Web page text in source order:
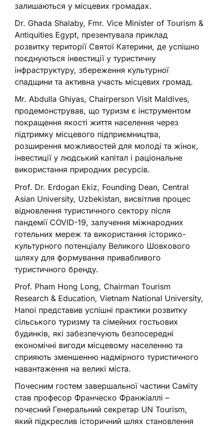
залишаються у місцевих громадах.
Dr. Ghada Shalaby, Fmr. Vice Minister of Tourism &
Antiquities Egypt, презентувала приклад
розвитку території Святої Катерини, де успішно
поєднуються інвестиції у туристичну
інфраструктуру, збереження культурної
спадщини та активна участь місцевих громад.
Mr. Abdulla Ghiyas, Chairperson Visit Maldives,
продемонстрував, що туризм є інструментом
покращення якості життя населення через
підтримку місцевого підприємництва,
розширення можливостей для молоді та жінок,
інвестиції у людський капітал і раціональне
використання природних ресурсів.
Prof. Dr. Erdogan Ekiz, Founding Dean, Central
Asian University, Uzbekistan, висвітлив процес
відновлення туристичного сектору після
пандемії COVID-19, залучення міжнародних
готельних мереж та використання історико-
культурного потенціалу Великого Шовкового
шляху для формування привабливого
туристичного бренду.
Prof. Pham Hong Long, Chairman Tourism
Research & Education, Vietnam National University,
Hanoi представив успішні практики розвитку
сільського туризму та сімейних гостьових
будинків, які забезпечують безпосередні
економічні вигоди місцевому населенню та
сприяють зменшенню надмірного туристичного
навантаження на великі міста.
Почесним гостем завершальної частини Саміту
став професор Франческо Франжіаллі –
почесний Генеральний секретар UN Tourism,
який підкреслив історичний шлях становлення